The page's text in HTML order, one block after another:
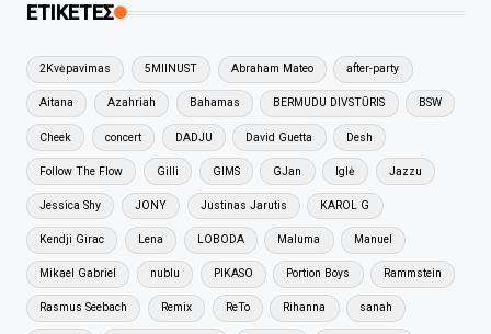
ΕΤΙΚΕΤΕΣ
2Kvėpavimas 5MIINUST Abraham Mateo after-party
Aitana Azahriah Bahamas BERMUDU DIVSTŪRIS BSW
Cheek concert DADJU David Guetta Desh
Follow The Flow Gilli GIMS GJan Iglė Jazzu
Jessica Shy JONY Justinas Jarutis KAROL G
Kendji Girac Lena LOBODA Maluma Manuel
Mikael Gabriel nublu PIKASO Portion Boys Rammstein
Rasmus Seebach Remix ReTo Rihanna sanah